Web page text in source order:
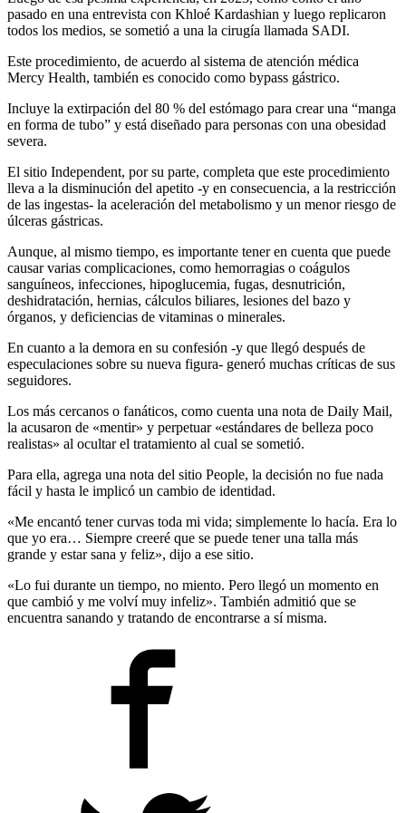
pasado en una entrevista con Khloé Kardashian y luego replicaron
todos los medios, se sometió a una la cirugía llamada SADI.
Este procedimiento, de acuerdo al sistema de atención médica
Mercy Health, también es conocido como bypass gástrico.
Incluye la extirpación del 80 % del estómago para crear una “manga
en forma de tubo” y está diseñado para personas con una obesidad
severa.
El sitio Independent, por su parte, completa que este procedimiento
lleva a la disminución del apetito -y en consecuencia, a la restricción
de las ingestas- la aceleración del metabolismo y un menor riesgo de
úlceras gástricas.
Aunque, al mismo tiempo, es importante tener en cuenta que puede
causar varias complicaciones, como hemorragias o coágulos
sanguíneos, infecciones, hipoglucemia, fugas, desnutrición,
deshidratación, hernias, cálculos biliares, lesiones del bazo y
órganos, y deficiencias de vitaminas o minerales.
En cuanto a la demora en su confesión -y que llegó después de
especulaciones sobre su nueva figura- generó muchas críticas de sus
seguidores.
Los más cercanos o fanáticos, como cuenta una nota de Daily Mail,
la acusaron de «mentir» y perpetuar «estándares de belleza poco
realistas» al ocultar el tratamiento al cual se sometió.
Para ella, agrega una nota del sitio People, la decisión no fue nada
fácil y hasta le implicó un cambio de identidad.
«Me encantó tener curvas toda mi vida; simplemente lo hacía. Era lo
que yo era… Siempre creeré que se puede tener una talla más
grande y estar sana y feliz», dijo a ese sitio.
«Lo fui durante un tiempo, no miento. Pero llegó un momento en
que cambió y me volví muy infeliz». También admitió que se
encuentra sanando y tratando de encontrarse a sí misma.